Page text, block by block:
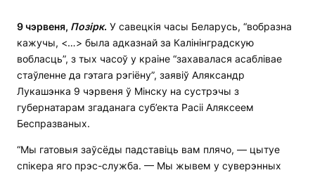
9 чэрвеня, Позірк. У савецкія часы Беларусь, “вобразна
кажучы, <…> была адказнай за Калінінградскую
вобласць”, з тых часоў у краіне “захавалася асаблівае
стаўленне да гэтага рэгіёну”, заявіў Аляксандр
Лукашэнка 9 чэрвеня ў Мінску на сустрэчы з
губернатарам згаданага суб’екта Расіі Аляксеем
Беспразваных.
“Мы гатовыя заўсёды падставіць вам плячо, — цытуе
спікера яго прэс-служба. — Мы жывем у суверэнных